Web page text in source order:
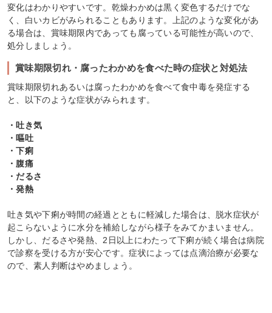
変化はわかりやすいです。乾燥わかめは黒く変色するだけでな
く、白いカビがみられることもあります。上記のような変化があ
る場合は、賞味期限内であっても腐っている可能性が高いので、
処分しましょう。
賞味期限切れ・腐ったわかめを食べた時の症状と対処法
賞味期限切れあるいは腐ったわかめを食べて食中毒を発症する
と、以下のような症状がみられます。
・吐き気
・嘔吐
・下痢
・腹痛
・だるさ
・発熱
吐き気や下痢が時間の経過とともに軽減した場合は、脱水症状が
起こらないように水分を補給しながら様子をみてかまいません。
しかし、だるさや発熱、2日以上にわたって下痢が続く場合は病院
で診察を受ける方が安心です。症状によっては点滴治療が必要な
ので、素人判断はやめましょう。